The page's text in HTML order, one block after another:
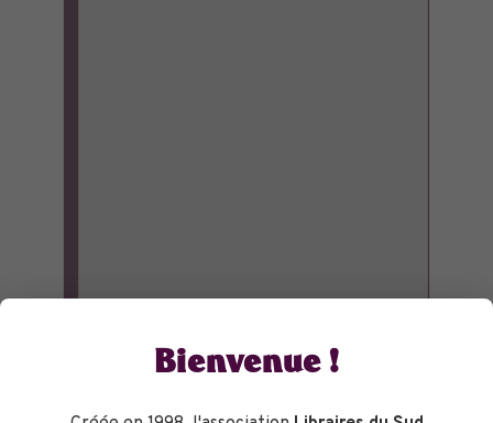
Bienvenue !